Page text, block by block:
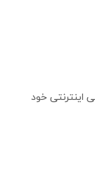
اینترنتی خود